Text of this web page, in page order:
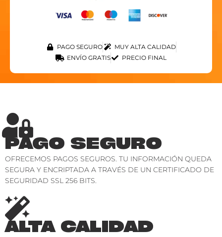
PAGO SEGURO
MUY ALTA CALIDAD
ENVÍO GRATIS
PRECIO FINAL
PAGO SEGURO
OFRECEMOS PAGOS SEGUROS. TU INFORMACIÓN QUEDA
SEGURA Y ENCRIPTADA A TRAVÉS DE UN CERTIFICADO DE
SEGURIDAD SSL 256 BITS.
ALTA CALIDAD